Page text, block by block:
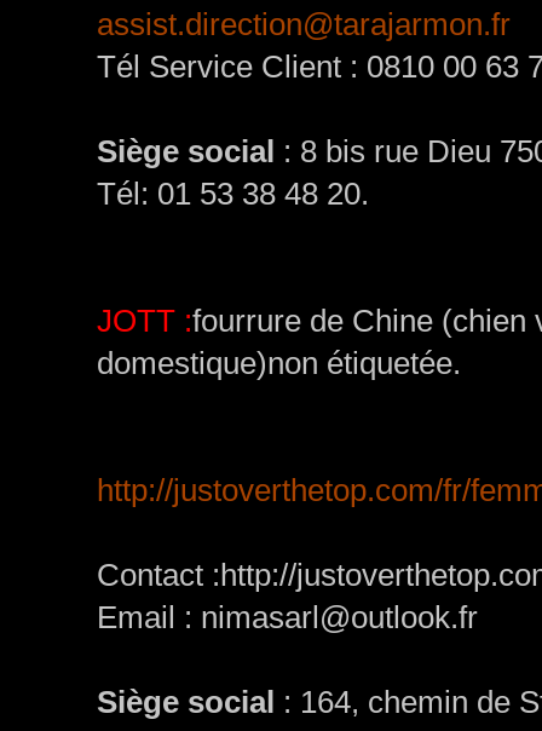
assist.direction@tarajarmon.fr
Tél Service Client : 0810 00 63
Siège social : 8 bis rue Dieu
Tél: 01 53 38 48 20.
JOTT :fourrure de Chine (chien
domestique)non étiquetée.
http://justoverthetop.com/fr/
Contact :http://
Email : nimasarl@outlook.fr
Siège social : 164, chemin de